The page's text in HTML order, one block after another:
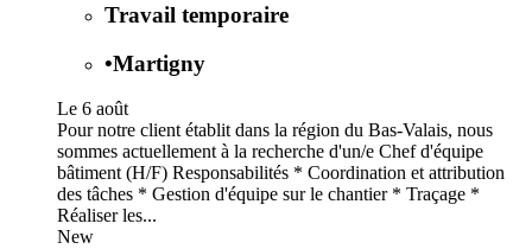
Travail temporaire
•Martigny
Le 6 août
Pour notre client établit dans la région du Bas-Valais, nous
sommes actuellement à la recherche d'un/e Chef d'équipe
bâtiment (H/F) Responsabilités * Coordination et attribution
des tâches * Gestion d'équipe sur le chantier * Traçage *
Réaliser les...
New